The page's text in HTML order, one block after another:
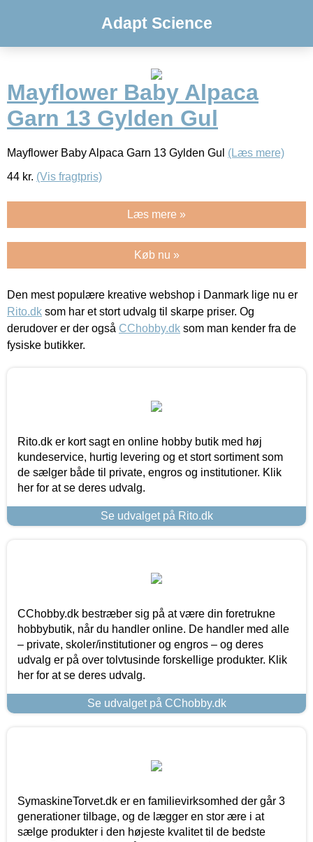
Adapt Science
Mayflower Baby Alpaca
Garn 13 Gylden Gul
Mayflower Baby Alpaca Garn 13 Gylden Gul (Læs mere)
44 kr. (Vis fragtpris)
Læs mere »
Køb nu »
Den mest populære kreative webshop i Danmark lige nu er
Rito.dk som har et stort udvalg til skarpe priser. Og
derudover er der også CChobby.dk som man kender fra de
fysiske butikker.
Rito.dk er kort sagt en online hobby butik med høj
kundeservice, hurtig levering og et stort sortiment som
de sælger både til private, engros og institutioner. Klik
her for at se deres udvalg.
Se udvalget på Rito.dk
CChobby.dk bestræber sig på at være din foretrukne
hobbybutik, når du handler online. De handler med alle
– private, skoler/institutioner og engros – og deres
udvalg er på over tolvtusinde forskellige produkter. Klik
her for at se deres udvalg.
Se udvalget på CChobby.dk
SymaskineTorvet.dk er en familievirksomhed der går 3
generationer tilbage, og de lægger en stor ære i at
sælge produkter i den højeste kvalitet til de bedste